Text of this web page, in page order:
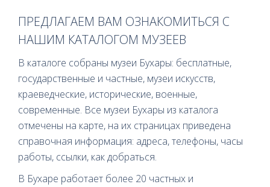
ПРЕДЛАГАЕМ ВАМ ОЗНАКОМИТЬСЯ С
НАШИМ КАТАЛОГОМ МУЗЕЕВ
В каталоге собраны музеи Бухары: бесплатные,
государственные и частные, музеи искусств,
краеведческие, исторические, военные,
современные. Все музеи Бухары из каталога
отмечены на карте, на их страницах приведена
справочная информация: адреса, телефоны, часы
работы, ссылки, как добраться.
В Бухаре работает более 20 частных и